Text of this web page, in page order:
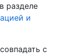
разделе
и
с